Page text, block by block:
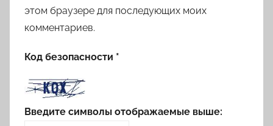
этом браузере для последующих моих
комментариев.
Код безопасности *
Введите символы отображаемые выше: